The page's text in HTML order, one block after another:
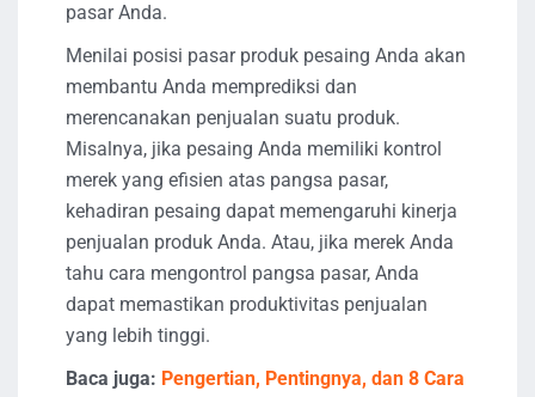
pasar Anda.
Menilai posisi pasar produk pesaing Anda akan
membantu Anda memprediksi dan
merencanakan penjualan suatu produk.
Misalnya, jika pesaing Anda memiliki kontrol
merek yang efisien atas pangsa pasar,
kehadiran pesaing dapat memengaruhi kinerja
penjualan produk Anda. Atau, jika merek Anda
tahu cara mengontrol pangsa pasar, Anda
dapat memastikan produktivitas penjualan
yang lebih tinggi.
Baca juga: Pengertian, Pentingnya, dan 8 Cara